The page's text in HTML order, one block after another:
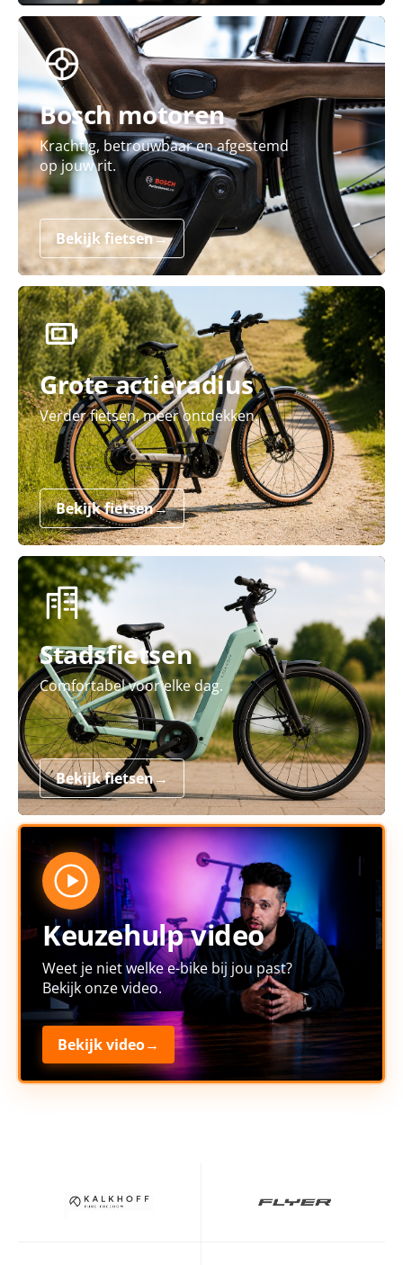
Bosch motoren
Krachtig, betrouwbaar en afgestemd
op jouw rit.
Bekijk fietsen→
Grote actieradius
Verder fietsen, meer ontdekken.
Bekijk fietsen→
Stadsfietsen
Comfortabel voor elke dag.
Bekijk fietsen→
Keuzehulp video
Weet je niet welke e-bike bij jou past?
Bekijk onze video.
Bekijk video→